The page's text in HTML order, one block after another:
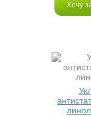
Хочу